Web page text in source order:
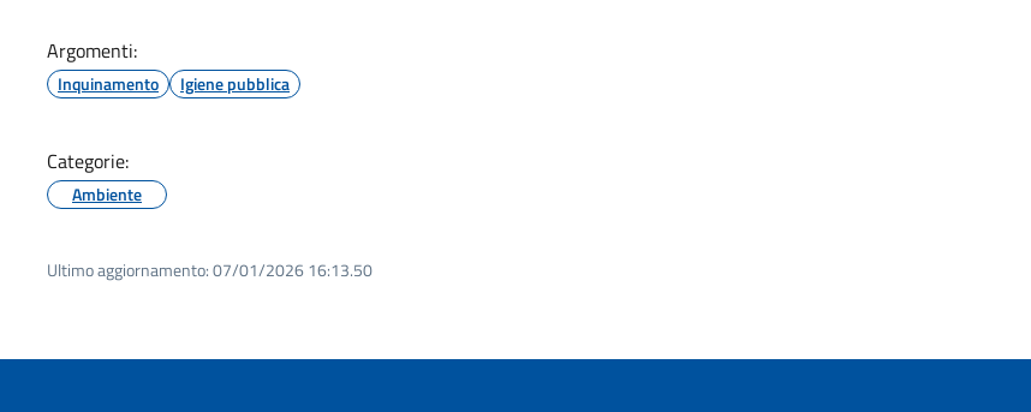
Argomenti:
Inquinamento Igiene pubblica
Categorie:
Ambiente
Ultimo aggiornamento:07/01/2026 16:13.50